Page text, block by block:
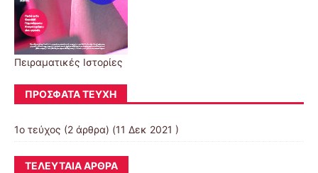
Πειραματικές Ιστορίες
ΠΡΌΣΦΑΤΑ ΤΕΎΧΗ
1ο τεύχος (2 άρθρα) (11 Δεκ 2021 )
ΤΕΛΕΥΤΑΊΑ ΆΡΘΡΑ